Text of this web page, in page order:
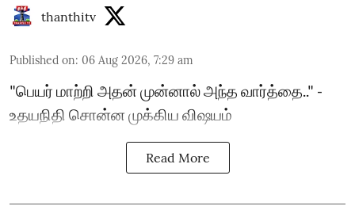
thanthitv
Published on: 06 Aug 2026, 7:29 am
"பெயர் மாற்றி அதன் முன்னால் அந்த வார்த்தை.." -
உதயநிதி சொன்ன முக்கிய விஷயம்
Read More